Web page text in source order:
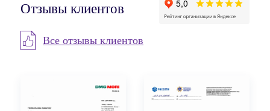
Отзывы клиентов
Все отзывы клиентов